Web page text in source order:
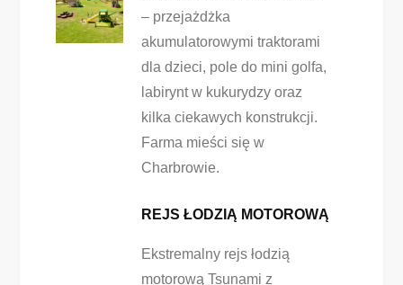
– przejażdżka
akumulatorowymi traktorami
dla dzieci, pole do mini golfa,
labirynt w kukurydzy oraz
kilka ciekawych konstrukcji.
Farma mieści się w
Charbrowie.
REJS ŁODZIĄ MOTOROWĄ
Ekstremalny rejs łodzią
motorową Tsunami z